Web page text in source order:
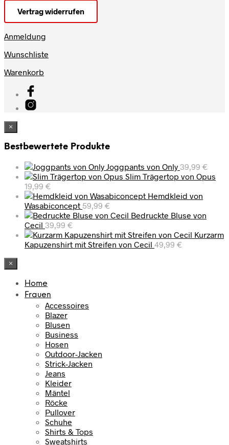
Vertrag widerrufen
Anmeldung
Wunschliste
Warenkorb
×
Bestbewertete Produkte
Joggpants von Only 39,99 €
Slim Trägertop von Opus
19,99 €
Hemdkleid von
Wasabiconcept 59,99 €
Bedruckte Bluse von
Cecil 39,99 €
Kurzarm
Kapuzenshirt mit Streifen von Cecil 49,99 €
×
Home
Frauen
Accessoires
Blazer
Blusen
Business
Hosen
Outdoor-Jacken
Strick-Jacken
Jeans
Kleider
Mäntel
Röcke
Pullover
Schuhe
Shirts & Tops
Sweatshirts